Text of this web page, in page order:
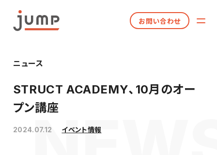
お問い合わせ
ニュース
STRUCT ACADEMY、10月のオー
プン講座
2024.07.12 イベント情報